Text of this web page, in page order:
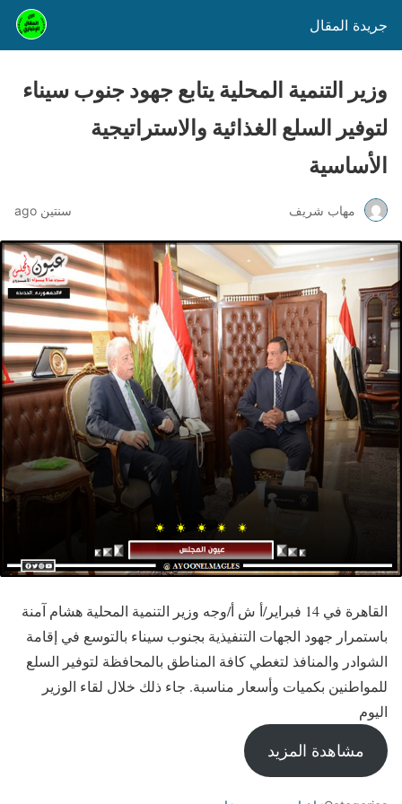
جريدة المقال
وزير التنمية المحلية يتابع جهود جنوب سيناء
لتوفير السلع الغذائية والاستراتيجية
الأساسية
مهاب شريف سنتين ago
القاهرة في 14 فبراير/أ ش أ/وجه وزير التنمية المحلية هشام آمنة
باستمرار جهود الجهات التنفيذية بجنوب سيناء بالتوسع في إقامة
الشوادر والمنافذ لتغطي كافة المناطق بالمحافظة لتوفير السلع
للمواطنين بكميات وأسعار مناسبة. جاء ذلك خلال لقاء الوزير
اليوم
مشاهدة المزيد